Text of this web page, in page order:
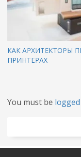
КАК АРХИТЕКТОРЫ
ПРИНТЕРАХ
You must be